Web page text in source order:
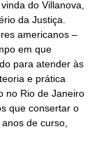
do Villanova,
da Justiça.
americanos –
em que
para atender às
e prática
no Rio de Janeiro
que consertar o
de curso,